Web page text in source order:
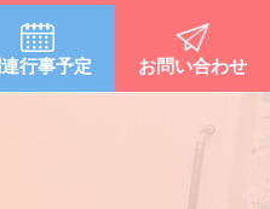
行事予定
お問い合わせ